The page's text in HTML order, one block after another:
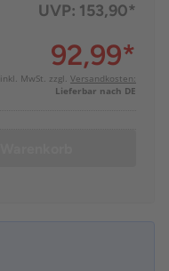
UVP: 153,90*
92,99*
inkl. MwSt. zzgl. Versandkosten:
Lieferbar nach DE